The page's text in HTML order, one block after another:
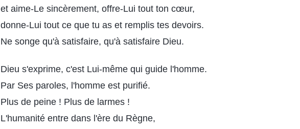
et aime-Le sincèrement, offre-Lui tout ton cœur,
donne-Lui tout ce que tu as et remplis tes devoirs.
Ne songe qu'à satisfaire, qu'à satisfaire Dieu.
Dieu s'exprime, c'est Lui-même qui guide l'homme.
Par Ses paroles, l'homme est purifié.
Plus de peine ! Plus de larmes !
L'humanité entre dans l'ère du Règne,